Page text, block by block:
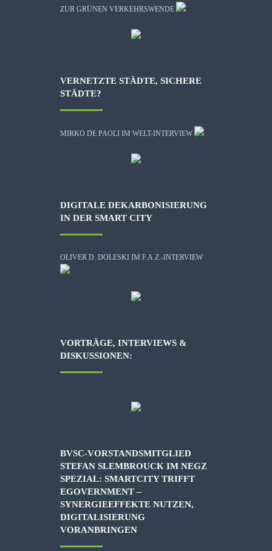
ZUR GRÜNEN VERKEHRSWENDE
VERNETZTE STÄDTE, SICHERE
STÄDTE?
MIRKO DE PAOLI IM WELT-INTERVIEW
DIGITALE DEKARBONISIERUNG
IN DER SMART CITY
OLIVER D. DOLESKI IM F.A.Z.-INTERVIEW
VORTRÄGE, INTERVIEWS &
DISKUSSIONEN:
BVSC-VORSTANDSMITGLIED
STEFAN SLEMBROUCK IM NEGZ
SPEZIAL: SMARTCITY TRIFFT
EGOVERNMENT –
SYNERGIEEFFEKTE NUTZEN,
DIGITALISIERUNG
VORANBRINGEN